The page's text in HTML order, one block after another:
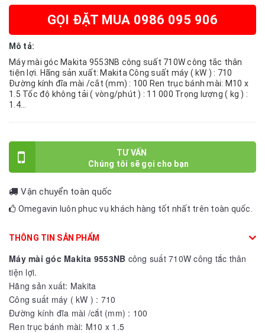
GỌI ĐẶT MUA 0986 095 906
Mô tả:
Máy mài góc Makita 9553NB công suất 710W công tắc thân
tiện lợi. Hãng sản xuất: Makita Công suất máy ( kW ) : 710
Đường kính đĩa mài /cắt (mm) : 100 Ren trục bánh mài: M10 x
1.5 Tốc độ không tải ( vòng/phút ) : 11 000 Trọng lượng ( kg ) :
1.4...
TƯ VẤN
Vận chuyển toàn quốc
Omegavin luôn phục vụ khách hàng tốt nhất trên toàn quốc.
THÔNG TIN SẢN PHẨM
Máy mài góc Makita 9553NB công suất 710W công tắc thân
tiện lợi.
Hãng sản xuất: Makita
Công suất máy ( kW ) : 710
Đường kính đĩa mài /cắt (mm) : 100
Ren trục bánh mài: M10 x 1.5